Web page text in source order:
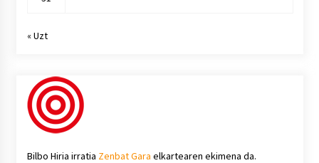
« Uzt
Bilbo Hiria irratia Zenbat Gara elkartearen ekimena da.